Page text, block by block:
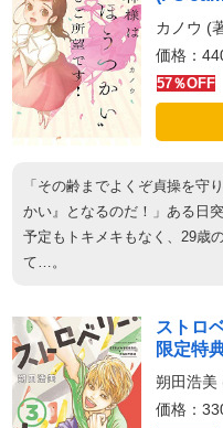
カノウ (
価格：
57％OFF
「その齢までよくぞ貞操を守
かい』となるのだ！」ある日
予定もトキメキもなく、29歳
て…。
ストロ
限定特
朔田浩美
価格：